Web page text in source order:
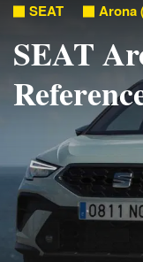
SEAT Arona
SEAT